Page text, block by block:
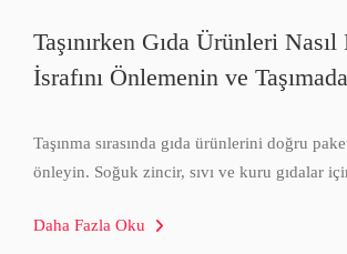
Taşınırken Gıda Ürünleri
İsrafını Önlemenin ve
Taşınma sırasında gıda ürünlerini doğru
önleyin. Soğuk zincir, sıvı ve kuru gıdalar
Daha Fazla Oku